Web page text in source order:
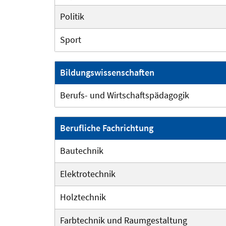
Politik
Sport
Berufs- und Wirtschaftspädagogik
Berufliche
Bautechnik
Elektrotechnik
Holztechnik
Farbtechnik und Raumgestaltung